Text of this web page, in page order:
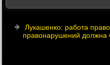
Лукашенко: работа
правонарушений должна